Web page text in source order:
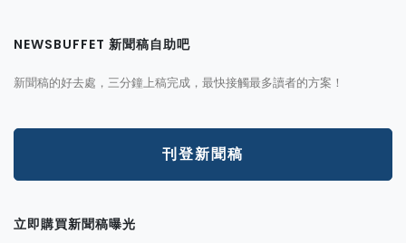
NEWSBUFFET 新聞稿自助吧
新聞稿的好去處，三分鐘上稿完成，最快接觸最多讀者的方案！
刊登新聞稿
立即購買新聞稿曝光